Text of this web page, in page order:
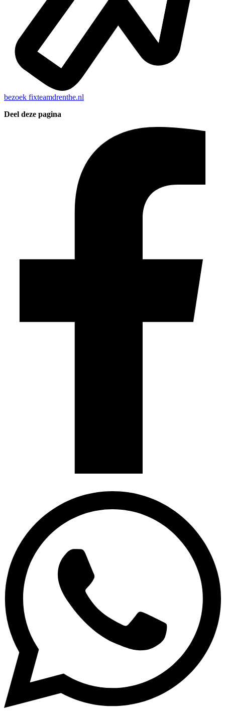
bezoek fixteamdrenthe.nl
Deel deze pagina